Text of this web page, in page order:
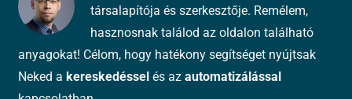
társalapítója és szerkesztője. Remélem,
hasznosnak találod az oldalon található
anyagokat! Célom, hogy hatékony segítséget nyújtsak
Neked a kereskedéssel és azautomatizálással